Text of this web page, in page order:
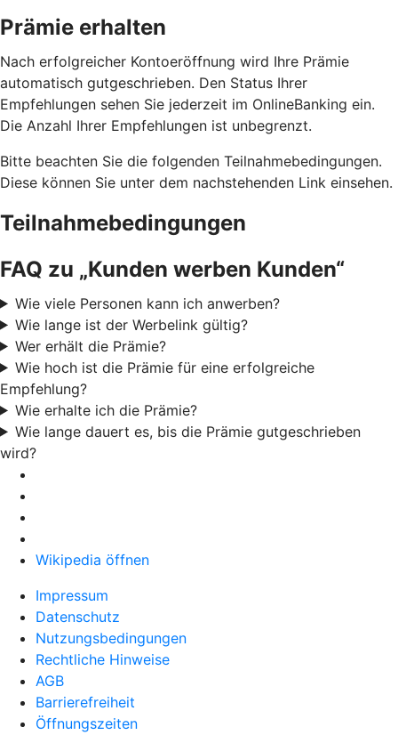
Prämie erhalten
Nach erfolgreicher Kontoeröffnung wird Ihre Prämie
automatisch gutgeschrieben. Den Status Ihrer
Empfehlungen sehen Sie jederzeit im OnlineBanking ein.
Die Anzahl Ihrer Empfehlungen ist unbegrenzt.
Bitte beachten Sie die folgenden Teilnahmebedingungen.
Diese können Sie unter dem nachstehenden Link einsehen.
Teilnahmebedingungen
FAQ zu „Kunden werben Kunden“
Wie viele Personen kann ich anwerben?
Wie lange ist der Werbelink gültig?
Wer erhält die Prämie?
Wie hoch ist die Prämie für eine erfolgreiche
Empfehlung?
Wie erhalte ich die Prämie?
Wie lange dauert es, bis die Prämie gutgeschrieben
wird?
Wikipedia öffnen
Impressum
Datenschutz
Nutzungsbedingungen
Rechtliche Hinweise
AGB
Barrierefreiheit
Öffnungszeiten